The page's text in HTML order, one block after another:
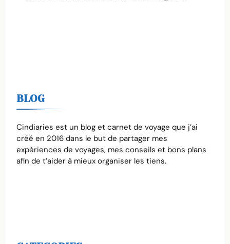
BLOG
Cindiaries est un blog et carnet de voyage que j’ai
créé en 2016 dans le but de partager mes
expériences de voyages, mes conseils et bons plans
afin de t’aider à mieux organiser les tiens.